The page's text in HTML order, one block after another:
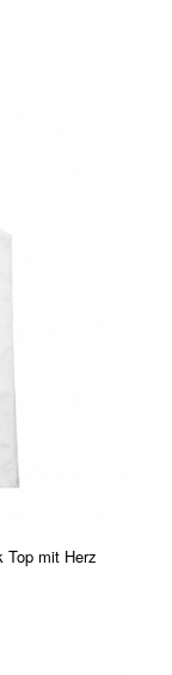
Top mit Herz